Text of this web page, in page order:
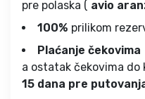
pre polaska ( avio
100% prilikom
Plaćanje čekovima
a ostatak čekovima do
15 dana pre